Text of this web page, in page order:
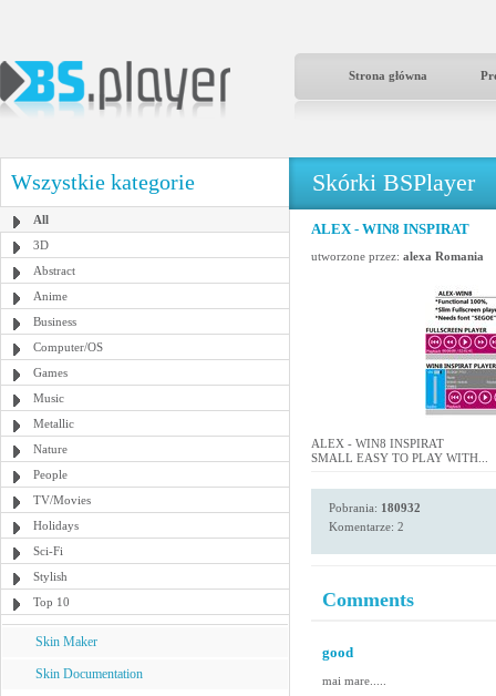
Strona główna
Wszystkie kategorie
All
3D
Abstract
Anime
Business
Computer/OS
Games
Music
Metallic
Nature
People
TV/Movies
Holidays
Sci-Fi
Stylish
Top 10
Skin Maker
Skin Documentation
Skórki BSPlayer
ALEX - WIN8 INSPIRAT
utworzone przez: alexa Romania
ALEX - WIN8 INSPIRAT
SMALL EASY TO PLAY WITH...
Pobrania: 180932
Komentarze: 2
Comments
good
mai mare.....